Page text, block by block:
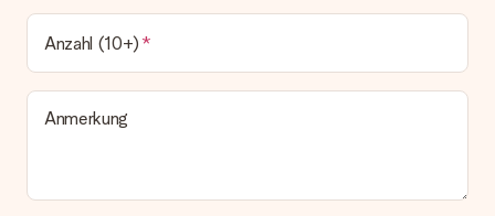
Anzahl (10+)
Anmerkung